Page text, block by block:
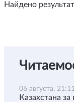
Найдено
06 августа, 21:11
Казахстана